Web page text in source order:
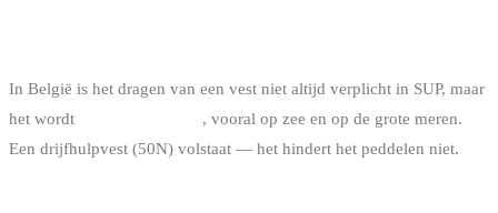
In België is het dragen van een vest niet altijd verplicht in SUP, maar
het wordt
, vooral op zee en op de grote meren.
Een drijfhulpvest (50N) volstaat — het hindert het peddelen niet.